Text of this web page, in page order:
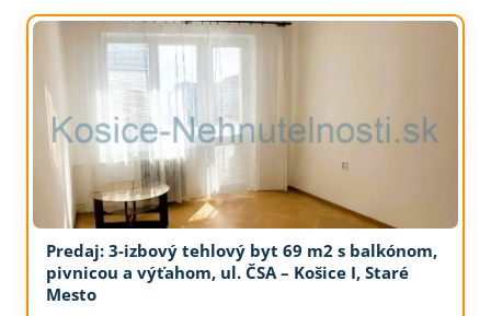
Predaj: 3-izbový tehlový byt 69 m2 s balkónom,
pivnicou a výťahom, ul. ČSA – Košice I, Staré
Mesto